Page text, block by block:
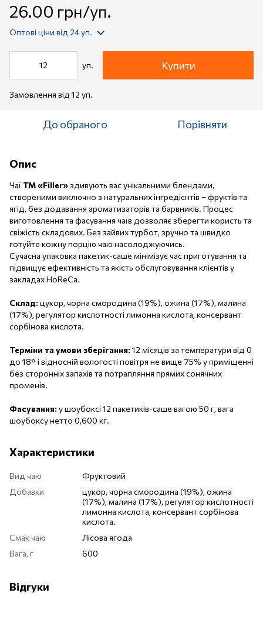
26.00 грн/уп.
Оптові ціни від 24 уп.
уп. Купити
Замовлення від 12 уп.
До обраного Порівняти
Опис
Чаї ТМ «Filler»здивують вас унікальними блендами,
створеними виключно з натуральних інгредієнтів – фруктів та
ягід, без додавання ароматизаторів та барвників. Процес
виготовлення та фасування чаїв дозволяє зберегти користь та
свіжість складових. Без зайвих турбот, зручно та швидко
готуйте кожну порцію чаю насолоджуючись.
Сучасна упаковка пакетик-саше мінімізує час приготування та
підвищує ефективність та якість обслуговування клієнтів у
закладах HoReCа.
Склад: цукор, чорна смородина (19%), ожина (17%), малина
(17%), регулятор кислотності лимонна кислота, консервант
сорбінова кислота.
Терміни та умови зберігання: 12 місяців за температури від 0
до 18° і відносній вологості повітря не вище 75% у приміщенні
без сторонніх запахів та потрапляння прямих сонячних
променів.
Фасування: у шоубоксі 12 пакетиків-саше вагою 50 г, вага
шоубоксу нетто 0,600 кг.
Характеристики
Вид чаю
Фруктовий
Добавки
цукор, чорна смородина (19%), ожина
(17%), малина (17%), регулятор кислотності
лимонна кислота, консервант сорбінова
кислота.
Смак чаю
Лісова ягода
Вага, г
600
Відгуки